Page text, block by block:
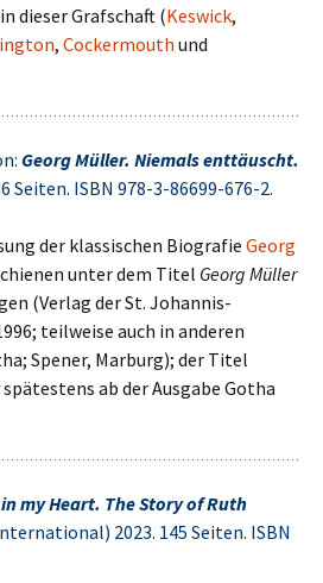
dieser Grafschaft (Keswick,
, Cockermouth und
Georg Müller. Niemals enttäuscht.
Seiten. ISBN 978-3-86699-676-2.
der klassischen Biografie Georg
unter dem Titel Georg Müller
(Verlag der St. Johannis-
teilweise auch in anderen
Spener, Marburg); der Titel
spätestens ab der Ausgabe Gotha
my Heart. The Story of Ruth
2023. 145 Seiten. ISBN